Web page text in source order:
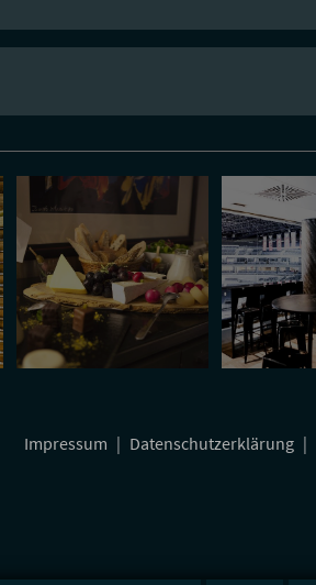
Impressum | Datenschutzerklärung |